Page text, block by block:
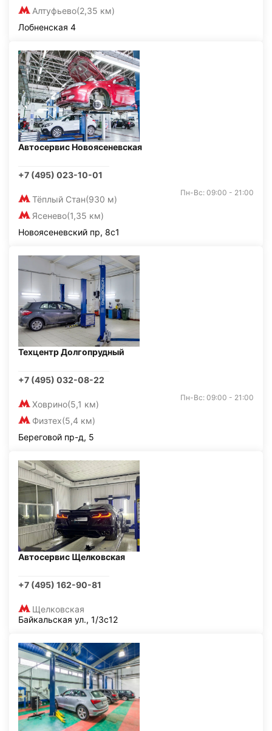
Алтуфьево(2,35 км)
Лобненская 4
Автосервис Новоясеневская
+7 (495) 023-10-01
Тёплый Стан(930 м)
Ясенево(1,35 км)
Пн-Вс: 09:00 - 21:00
Новоясеневский пр, 8с1
Техцентр Долгопрудный
+7 (495) 032-08-22
Ховрино(5,1 км)
Физтех(5,4 км)
Пн-Вс: 09:00 - 21:00
Береговой пр-д, 5
Автосервис Щелковская
+7 (495) 162-90-81
Щелковская
Байкальская ул., 1/3с12